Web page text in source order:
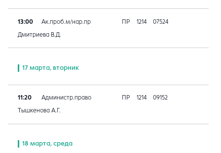
13:00 Ак.проб.м/нар.пр ПР 1214 07524
Дмитриева В.Д.
17 марта, вторник
11:20 Администр.право ПР 1214 09152
Тышкенова А.Г.
18 марта, среда